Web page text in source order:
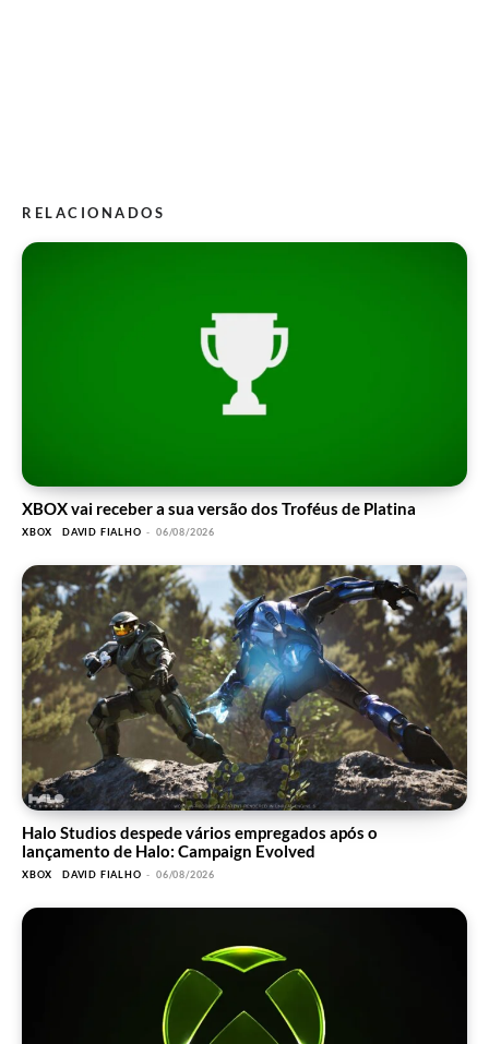
RELACIONADOS
XBOX vai receber a sua versão dos Troféus de Platina
XBOX DAVID FIALHO - 06/08/2026
Halo Studios despede vários empregados após o
lançamento de Halo: Campaign Evolved
XBOX DAVID FIALHO - 06/08/2026